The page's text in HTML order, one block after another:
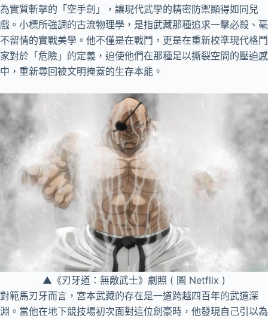
為實質斬擊的「空手劍」，讓現代武學的精密防禦顯得如同兒
戲。小標所強調的古流物理學，是指武藏那種追求一擊必殺、毫
不留情的實戰美學。他不僅是在戰鬥，更是在重新校準現代格鬥
家對於「危險」的定義，迫使他們在那種足以撕裂空間的壓迫感
中，重新尋回被文明掩蓋的生存本能。
▲《刃牙道：無敵武士》劇照 ( 圖 Netflix )
對範馬刃牙而言，宮本武藏的存在是一道跨越四百年的武道深
淵。當他在地下競技場初次面對這位劍豪時，他發現自己引以為